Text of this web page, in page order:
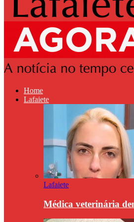
Home
Lafaiete
Lafaiete
Médica veterinária